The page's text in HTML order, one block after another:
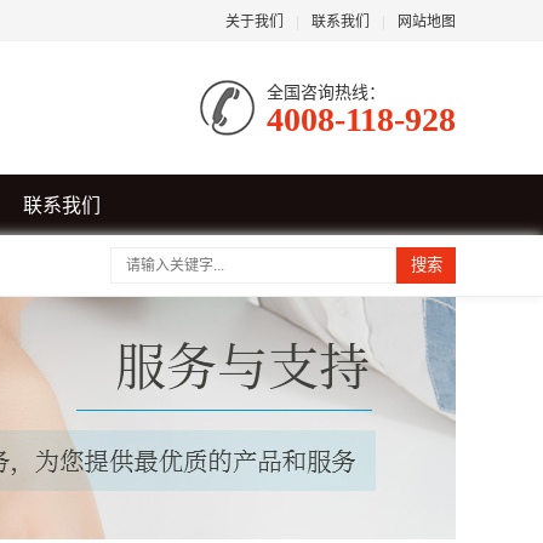
关于我们 联系我们 网站地图
全国咨询热线：
4008-118-928
联系我们
搜索